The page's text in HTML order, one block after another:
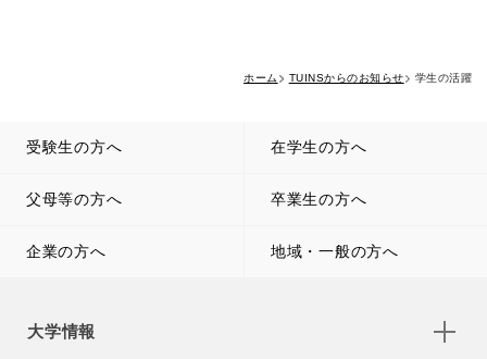
ホーム TUINSからのお知らせ 学生の活躍
受験生の方へ 在学生の方へ
父母等の方へ 卒業生の方へ
企業の方へ 地域・一般の方へ
大学情報